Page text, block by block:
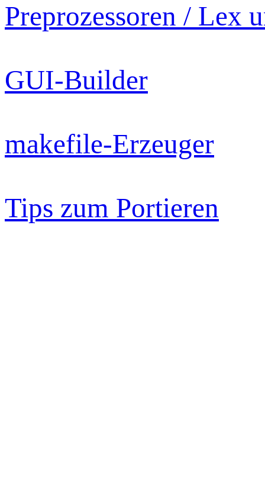
Preprozessoren / Lex
GUI-Builder
makefile-Erzeuger
Tips zum Portieren